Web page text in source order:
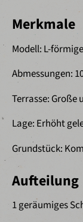
Merkmale
Modell: L-
Abmessungen:
Terrasse: Große
Lage: Erhöht
Grundstück:
Aufteilung
1 geräumiges